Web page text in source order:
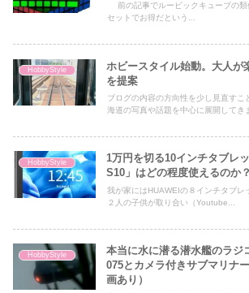
前の記事でルービックキューブの
セットでお得だという...
HobbyStyle
ホビースタイル始動。大人が
を提案
ブログの内容の方向性を少し見直すこ
海道の写真や話題を中心に展開してき
HobbyStyle
1万円を切る10インチタブレ
S10」はどの程度使えるのか？
我が家にはHUAWEIの８インチタブレ
２人の子供が取り合い（Youtube...
HobbyStyle
本当に水に潜る潜水艦のラジ
075とカメラ付きサブマリナ
画あり）